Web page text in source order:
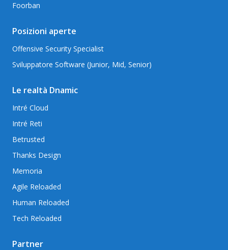
Foorban
Posizioni aperte
Offensive Security Specialist
Sviluppatore Software (Junior, Mid, Senior)
Le realtà Dnamic
Intré Cloud
Intré Reti
Betrusted
Thanks Design
Memoria
Agile Reloaded
Human Reloaded
Tech Reloaded
Partner